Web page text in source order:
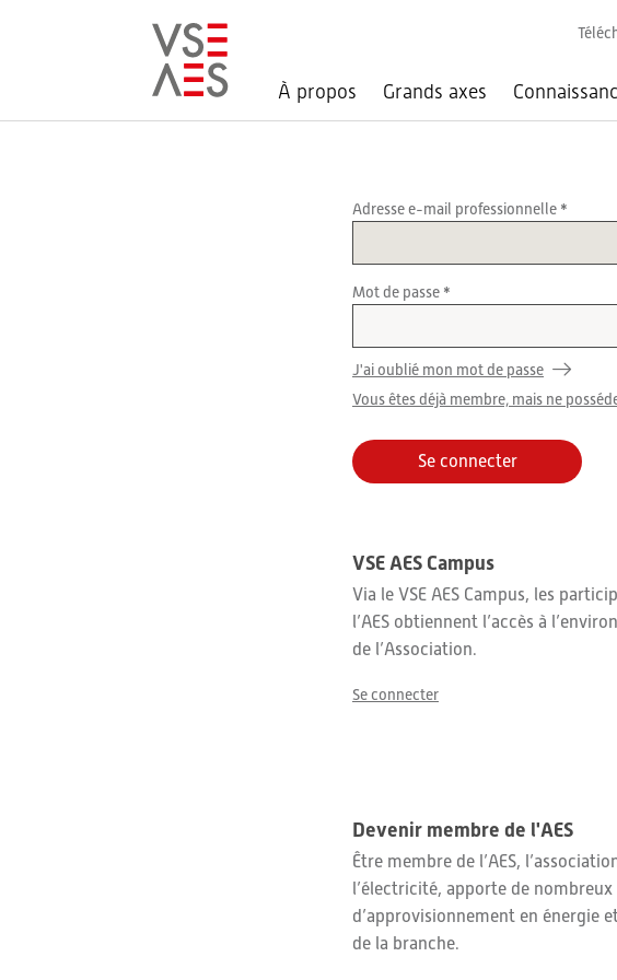
À propos Grands axes
Adresse e-mail professionnelle
Mot de passe
J'ai oublié mon mot de passe
Vous êtes déjà membre, mais ne
VSE AES Campus
Via le VSE AES Campus, les
l’AES obtiennent l’accès à
de l’Association.
Se connecter
Devenir membre de l'AES
Être membre de l’AES,
l’électricité, apporte de
d’approvisionnement en énergie
de la branche.